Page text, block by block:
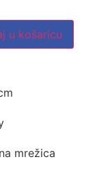
u košaricu
mrežica